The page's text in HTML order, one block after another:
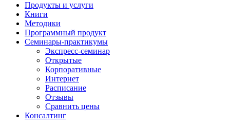
Продукты и услуги
Книги
Методики
Программный продукт
Семинары-практикумы
Экспресс-семинар
Открытые
Корпоративные
Интернет
Расписание
Отзывы
Сравнить цены
Консалтинг